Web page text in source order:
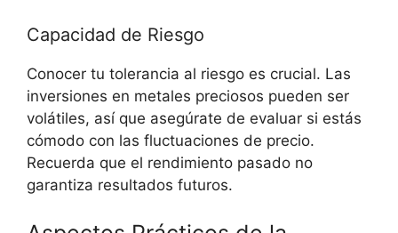
Capacidad de Riesgo
Conocer tu tolerancia al riesgo ‌es crucial. Las
inversiones en metales preciosos pueden ser
volátiles, ⁤así que ⁣asegúrate de evaluar si estás
cómodo⁣ con las fluctuaciones de precio.
Recuerda que el rendimiento pasado‌ no
garantiza resultados futuros.